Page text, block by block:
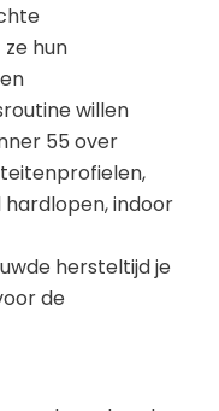
hun
willen
55 over
indoor
hersteltijd je
de